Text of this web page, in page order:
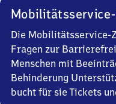
Die Mobilitätsservice-
Fragen zur
Menschen mit
Behinderung
bucht für sie Tickets